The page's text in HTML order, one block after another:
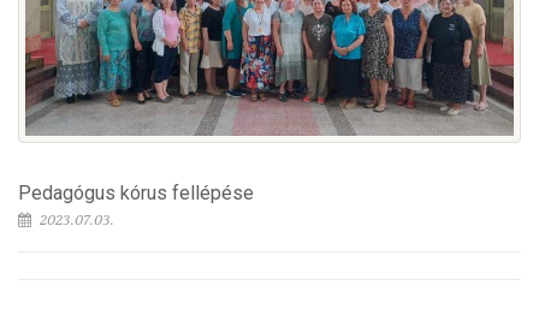
Pedagógus kórus fellépése
2023.07.03.